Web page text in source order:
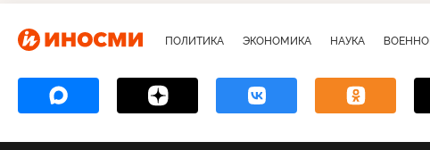
ПОЛИТИКА ЭКОНОМИКА НАУКА